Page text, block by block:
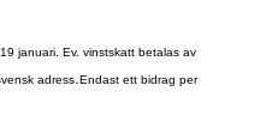
januari. Ev. vinstskatt betalas av
adress.Endast ett bidrag per